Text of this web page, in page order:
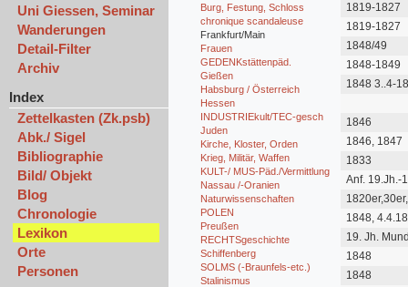
Uni Giessen, Seminar
Wanderungen
Detail-Filter
Archiv
Index
Zettelkasten (Zk.psb)
Abk./ Sigel
Bibliographie
Bild/ Objekt
Blog
Chronologie
Lexikon
Orte
Personen
Burg, Festung, Schloss
chronique scandaleuse
Frankfurt/Main
Frauen
GEDENKstättenpäd.
Gießen
Habsburg / Österreich
Hessen
INDUSTRIEkult/TEC-gesch
Juden
Kirche, Kloster, Orden
Krieg, Militär, Waffen
KULT-/ MUS-Päd./Vermittlung
Nassau /-Oranien
Naturwissenschaften
POLEN
Preußen
RECHTSgeschichte
Schiffenberg
SOLMS (-Braunfels-etc.)
Stalinismus
1819-1827
1819-1827
1848/49
1848-1849
1848 3..4-
1846
1846, 1847
1833
Anf. 19.Jh.-
1848,
19. Jh.
1848
1848